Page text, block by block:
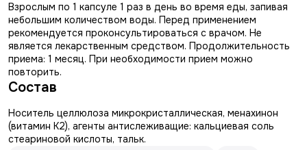
Взрослым по 1 капсуле 1 раз в день во время еды, запивая
небольшим количеством воды. Перед применением
рекомендуется проконсультироваться с врачом. Не
является лекарственным средством. Продолжительность
приема: 1 месяц. При необходимости прием можно
повторить.
Состав
Носитель целлюлоза микрокристаллическая, менахинон
(витамин К2), агенты антислеживащие: кальциевая соль
стеариновой кислоты, тальк.